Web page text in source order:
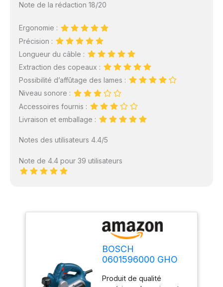
Note de la rédaction 18/20
Ergonomie :
Précision :
Longueur du câble :
Extraction des copeaux :
Possibilité d’affûtage des lames :
Niveau sonore :
Accessoires fournis :
Livraison et emballage :
Notes des utilisateurs 4.4/5
Note de 4.4 pour 39 utilisateurs
BOSCH
0601596000 GHO
Produit de qualité